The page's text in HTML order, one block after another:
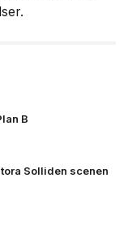
B
Solliden scenen